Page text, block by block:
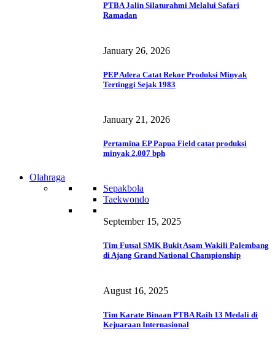
PTBA Jalin Silaturahmi Melalui Safari
Ramadan
January 26, 2026
PEP Adera Catat Rekor Produksi Minyak
Tertinggi Sejak 1983
January 21, 2026
Pertamina EP Papua Field catat produksi
minyak 2.007 bph
Olahraga
Sepakbola
Taekwondo
September 15, 2025
Tim Futsal SMK Bukit Asam Wakili Palembang
di Ajang Grand National Championship
August 16, 2025
Tim Karate Binaan PTBA Raih 13 Medali di
Kejuaraan Internasional